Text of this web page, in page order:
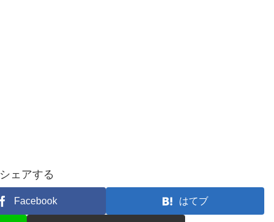
シェアする
Facebook はてブ